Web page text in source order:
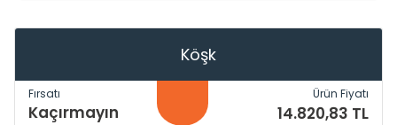
Köşk
Fırsatı
Kaçırmayın
Ürün Fiyatı
14.820,83 TL